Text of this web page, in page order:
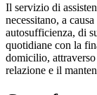
Il servizio di
necessitano, a
autosufficienza, di
quotidiane con la
domicilio,
relazione e il